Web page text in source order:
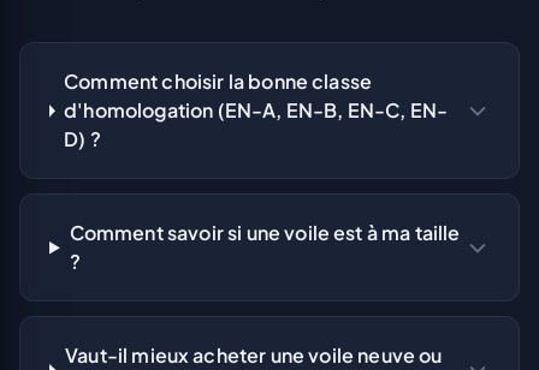
Comment choisir la bonne classe
d'homologation (EN-A, EN-B, EN-C, EN-
D) ?
Comment savoir si une voile est à ma taille
?
Vaut-il mieux acheter une voile neuve ou